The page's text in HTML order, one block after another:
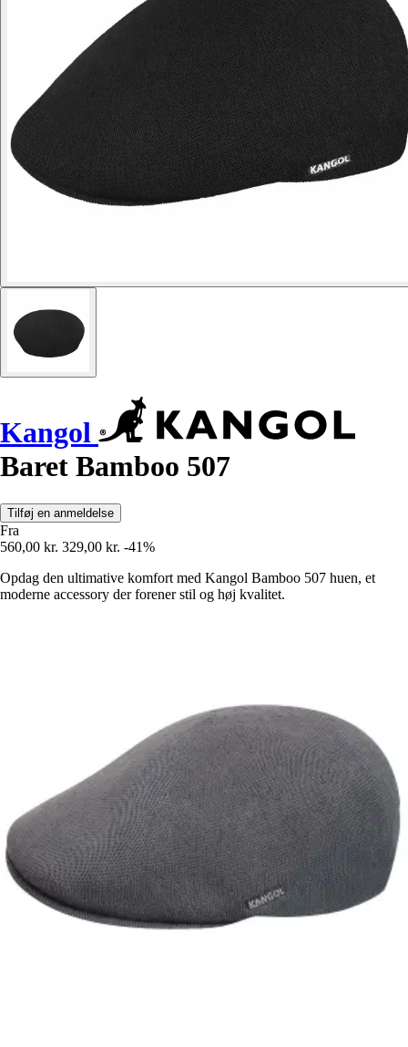
Kangol
Baret Bamboo 507
Tilføj en anmeldelse
Fra
560,00 kr. 329,00 kr. -41%
Opdag den ultimative komfort med Kangol Bamboo 507 huen, et
moderne accessory der forener stil og høj kvalitet.